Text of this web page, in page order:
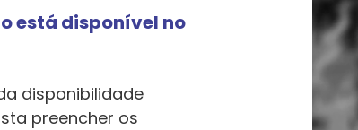
está disponível no
disponibilidade
preencher os